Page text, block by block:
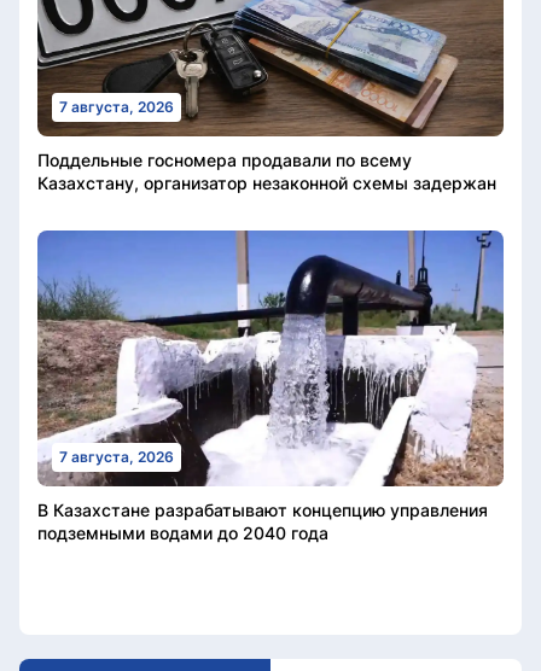
7 августа, 2026
Поддельные госномера продавали по всему
Казахстану, организатор незаконной схемы задержан
7 августа, 2026
В Казахстане разрабатывают концепцию управления
подземными водами до 2040 года